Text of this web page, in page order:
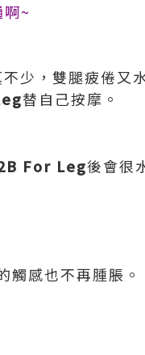
~
少，雙腿疲倦又
替自己按摩。
For Leg後會很
感也不再腫脹。